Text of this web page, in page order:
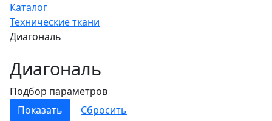
Каталог
Технические ткани
Диагональ
Диагональ
Подбор параметров